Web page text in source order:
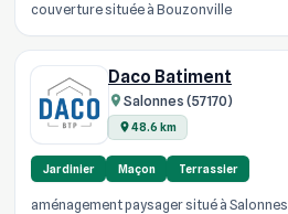
couverture située à Bouzonville
Daco Batiment
Salonnes (57170)
48.6 km
Jardinier Maçon Terrassier
aménagement paysager situé à Salonnes